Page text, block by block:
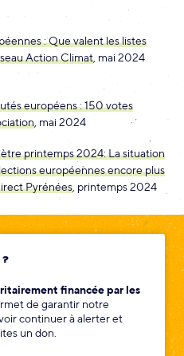
: Que valent les listes
Action Climat , mai 2024
européens : 150 votes
, mai 2024
printemps 2024: La situation
européennes encore plus
Pyrénées, printemps 2024
?
financée par les
de garantir notre
continuer à alerter et
un don.